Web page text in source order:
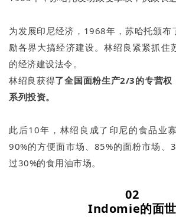
为发展印尼经济，1968年，苏哈托颁布
励各界大搞经济建设。林绍良紧紧抓住
的经济建设法令。
林绍良获得了全国面粉生产2/3的专营权
系列投资。
此后10年，林绍良成了印尼的食品业
90%的方便面市场、85%的面粉市场、
过30%的食用油市场。
02
Indomie的面世